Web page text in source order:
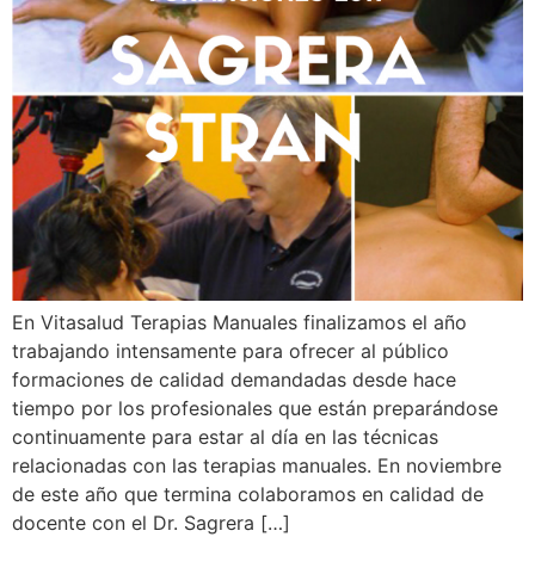
En Vitasalud Terapias Manuales finalizamos el año
trabajando intensamente para ofrecer al público
formaciones de calidad demandadas desde hace
tiempo por los profesionales que están preparándose
continuamente para estar al día en las técnicas
relacionadas con las terapias manuales. En noviembre
de este año que termina colaboramos en calidad de
docente con el Dr. Sagrera […]